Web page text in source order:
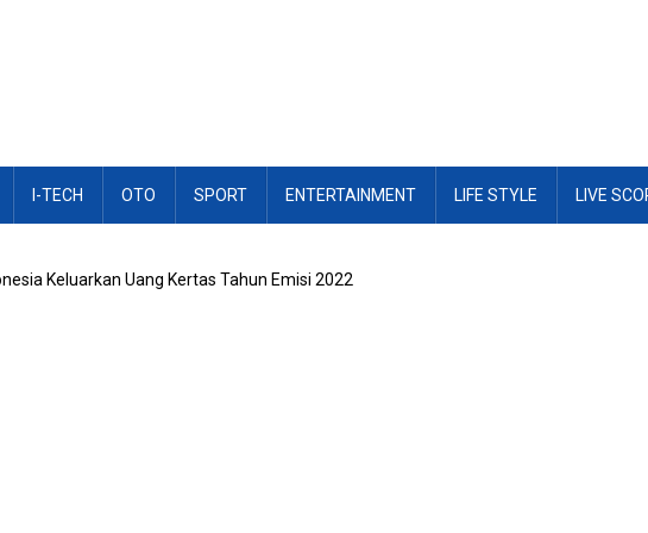
I-TECH OTO SPORT ENTERTAINMENT LIFE STYLE LIVE
Keluarkan Uang Kertas Tahun Emisi 2022